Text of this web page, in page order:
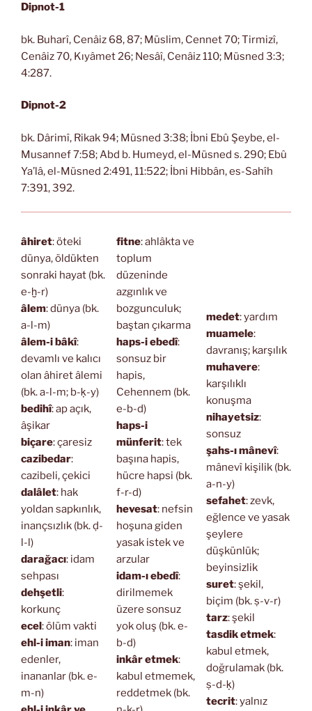
Dipnot-1
bk. Buharî, Cenâiz 68, 87; Müslim, Cennet 70; Tirmizî,
Cenâiz 70, Kıyâmet 26; Nesâî, Cenâiz 110; Müsned 3:3;
4:287.
Dipnot-2
bk. Dârimî, Rikak 94; Müsned 3:38; İbni Ebû Şeybe, el-
Musannef 7:58; Abd b. Humeyd, el-Müsned s. 290; Ebû
Ya’lâ, el-Müsned 2:491, 11:522; İbni Hibbân, es-Sahîh
7:391, 392.
âhiret: öteki
dünya, öldükten
sonraki hayat (bk.
e-ḫ-r)
âlem: dünya (bk.
a-l-m)
âlem-i bâkî:
devamlı ve kalıcı
olan âhiret âlemi
(bk. a-l-m; b-ḳ-y)
bedihî: ap açık,
âşikar
biçare: çaresiz
cazibedar:
cazibeli, çekici
dalâlet: hak
yoldan sapkınlık,
inançsızlık (bk. ḍ-
l-l)
darağacı: idam
sehpası
dehşetli:
korkunç
ecel: ölüm vakti
ehl-i iman: iman
edenler,
inananlar (bk. e-
m-n)
fitne: ahlâkta ve
toplum
düzeninde
azgınlık ve
bozgunculuk;
baştan çıkarma
haps-i ebedî:
sonsuz bir
hapis,
Cehennem (bk.
e-b-d)
haps-i
münferit: tek
başına hapis,
hücre hapsi (bk.
f-r-d)
hevesat: nefsin
hoşuna giden
yasak istek ve
arzular
idam-ı ebedî:
dirilmemek
üzere sonsuz
yok oluş (bk. e-
b-d)
inkâr etmek:
kabul etmemek,
reddetmek (bk.
medet: yardım
muamele:
davranış; karşılık
muhavere:
karşılıklı
konuşma
nihayetsiz:
sonsuz
şahs-ı mânevî:
mânevî kişilik (bk.
a-n-y)
sefahet: zevk,
eğlence ve yasak
şeylere
düşkünlük;
beyinsizlik
suret: şekil,
biçim (bk. ṣ-v-r)
tarz: şekil
tasdik etmek:
kabul etmek,
doğrulamak (bk.
ṣ-d-ḳ)
tecrit: yalnız